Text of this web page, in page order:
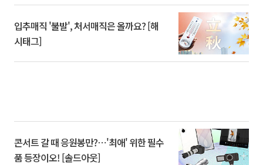
입추매직 '불발', 처서매직은 올까요? [해
시태그]
콘서트 갈 때 응원봉만?⋯'최애' 위한 필수
품 등장이오! [솔드아웃]